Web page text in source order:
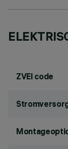
ZVEI code